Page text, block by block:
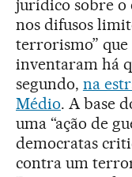
jurídico sobre o
nos difusos
terrorismo” que
inventaram há
segundo, na
Médio. A base
uma “ação de
democratas
contra um